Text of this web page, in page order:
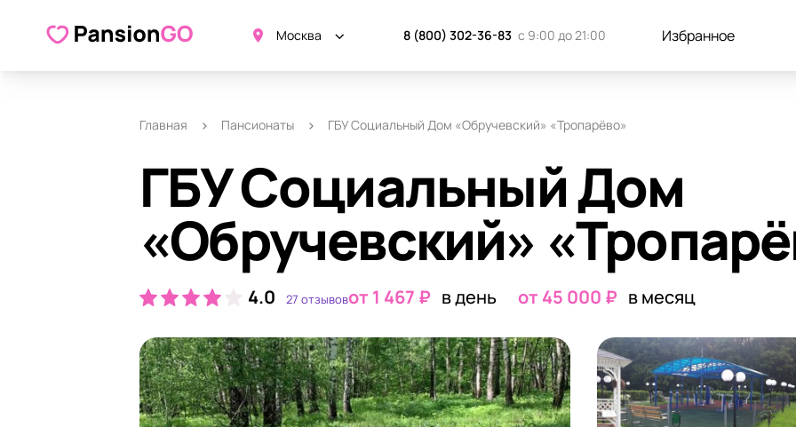
Москва 8 (800) 302-36-83 с 9:00 до 21:00 Избранное
О пансионате
Главная Пансионаты ГБУ Социальный Дом «Обручевский» «Тропарёво»
ГБУ Социальный Дом
«Обручевский»
4.0 27 отзывовот 1 467 ₽ в день от 45 000 ₽ в месяц